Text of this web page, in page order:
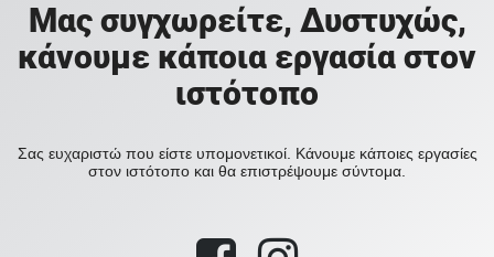
Μας συγχωρείτε, Δυστυχώς,
κάνουμε κάποια εργασία στον
ιστότοπο
Σας ευχαριστώ που είστε υπομονετικοί. Κάνουμε κάποιες εργασίες
στον ιστότοπο και θα επιστρέψουμε σύντομα.